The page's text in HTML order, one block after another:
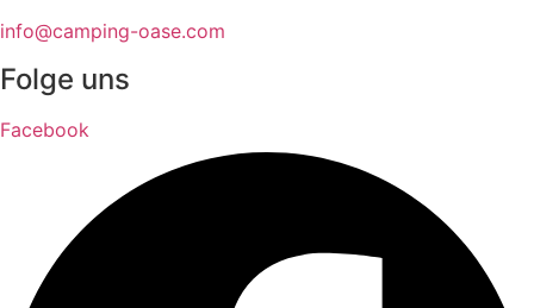
info@camping-oase.com
Folge uns
Facebook